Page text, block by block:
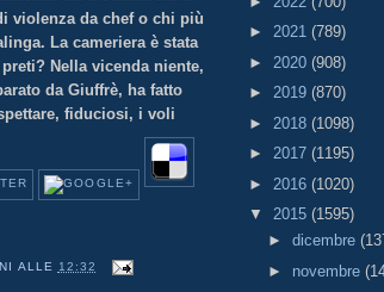
violenza da chef o chi più
La cameriera è stata
Nella vicenda niente,
da Giuffrè, ha fatto
fiduciosi, i voli
ALLE 12:32
► 2021 (789)
► 2020 (908)
► 2019 (870)
► 2018 (1098)
► 2017 (1195)
► 2016 (1020)
▼ 2015 (1595)
► dicembre
► novembre